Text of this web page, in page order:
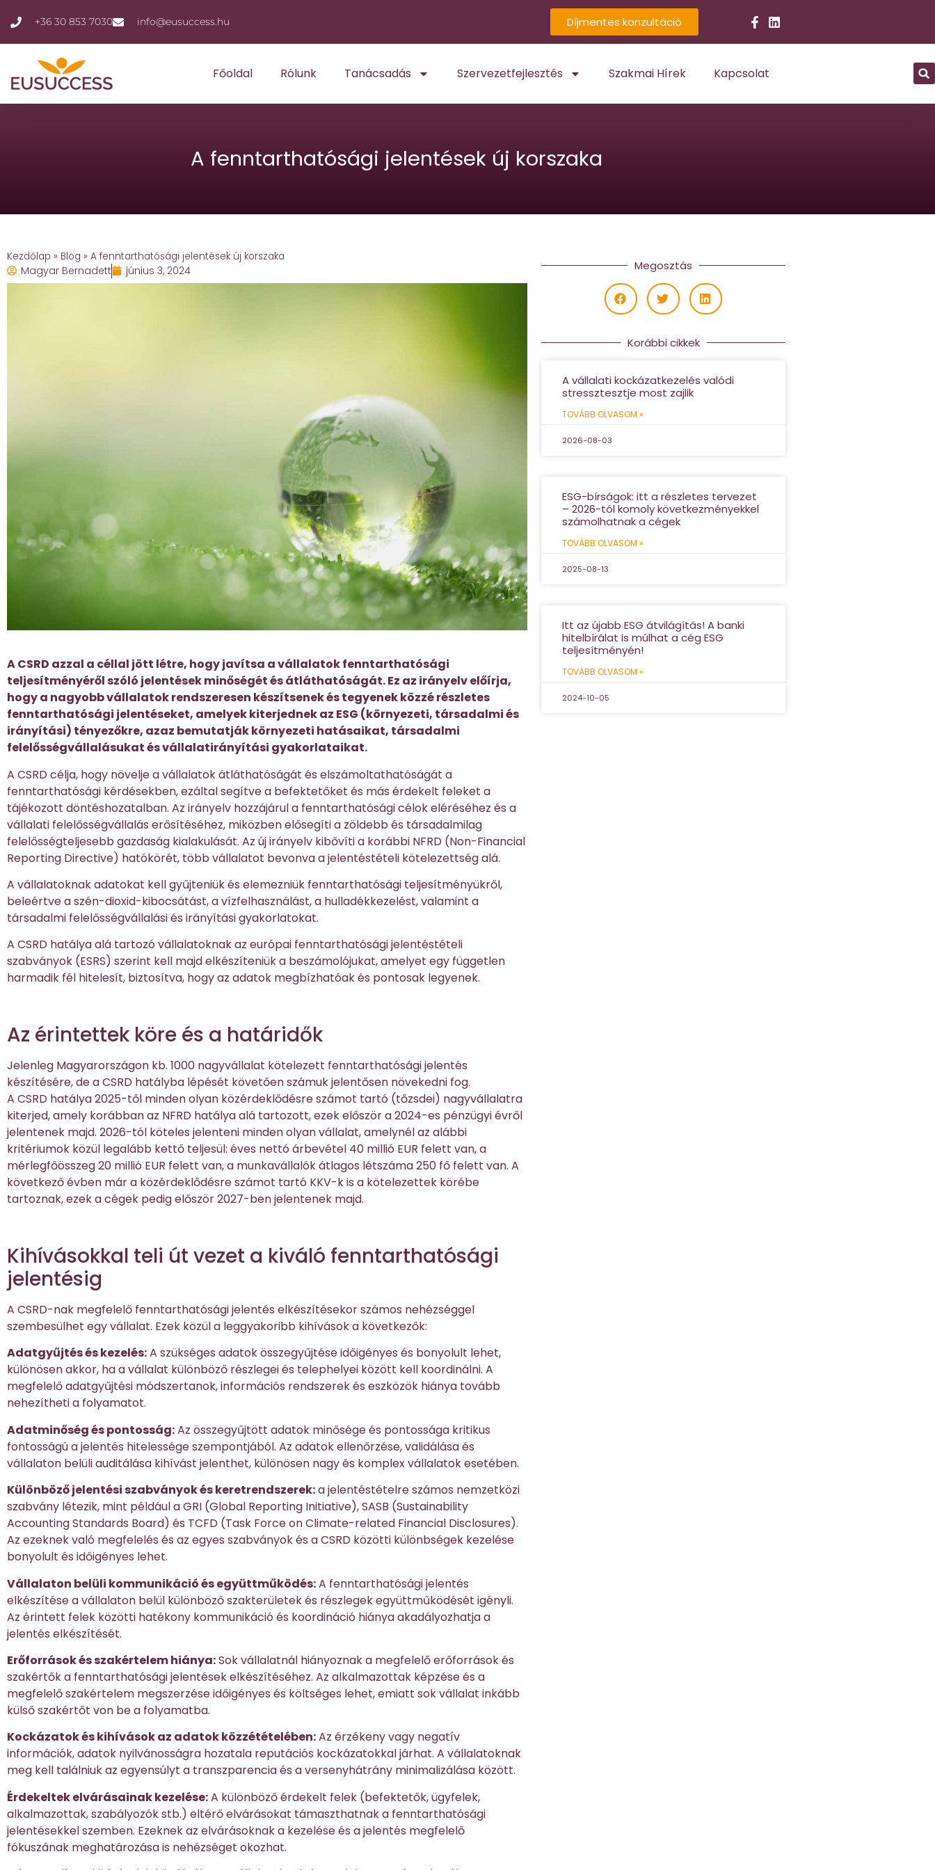
+36 30 853 7030 info@eusuccess.hu Díjmentes konzultáció
Főoldal Rólunk Tanácsadás Szervezetfejlesztés Szakmai Hírek Kapcsolat
A fenntarthatósági jelentések új korszaka
Kezdőlap » Blog » A fenntarthatósági jelentések új korszaka
Magyar Bernadett június 3, 2024
A CSRD azzal a céllal jött létre, hogy javítsa a vállalatok fenntarthatósági
teljesítményéről szóló jelentések minőségét és átláthatóságát. Ez az irányelv előírja,
hogy a nagyobb vállalatok rendszeresen készítsenek és tegyenek közzé részletes
fenntarthatósági jelentéseket, amelyek kiterjednek az ESG (környezeti, társadalmi és
irányítási) tényezőkre, azaz bemutatják környezeti hatásaikat, társadalmi
felelősségvállalásukat és vállalatirányítási gyakorlataikat.
A CSRD célja, hogy növelje a vállalatok átláthatóságát és elszámoltathatóságát a
fenntarthatósági kérdésekben, ezáltal segítve a befektetőket és más érdekelt feleket a
tájékozott döntéshozatalban​. Az irányelv hozzájárul a fenntarthatósági célok eléréséhez és a
vállalati felelősségvállalás erősítéséhez, miközben elősegíti a zöldebb és társadalmilag
felelősségteljesebb gazdaság kialakulását. Az új irányelv kibővíti a korábbi NFRD (Non-Financial
Reporting Directive) hatókörét, több vállalatot bevonva a jelentéstételi kötelezettség alá.
A vállalatoknak adatokat kell gyűjteniük és elemezniük fenntarthatósági teljesítményükről,
beleértve a szén-dioxid-kibocsátást, a vízfelhasználást, a hulladékkezelést, valamint a
társadalmi felelősségvállalási és irányítási gyakorlatokat.
A CSRD hatálya alá tartozó vállalatoknak az európai fenntarthatósági jelentéstételi
szabványok (ESRS) szerint kell majd elkészíteniük a beszámolójukat, amelyet egy független
harmadik fél hitelesít, biztosítva, hogy az adatok megbízhatóak és pontosak legyenek.
Az érintettek köre és a határidők
Jelenleg Magyarországon kb. 1000 nagyvállalat kötelezett fenntarthatósági jelentés
készítésére, de a CSRD hatályba lépését követően számuk jelentősen növekedni fog.
A CSRD hatálya 2025-től minden olyan közérdeklődésre számot tartó (tőzsdei) nagyvállalatra
kiterjed, amely korábban az NFRD hatálya alá tartozott, ezek először a 2024-es pénzügyi évről
jelentenek majd. 2026-tól köteles jelenteni minden olyan vállalat, amelynél az alábbi
kritériumok közül legalább kettő teljesül: éves nettó árbevétel 40 millió EUR felett van, a
mérlegfőösszeg 20 millió EUR felett van, a munkavállalók átlagos létszáma 250 fő felett van. A
következő évben már a közérdeklődésre számot tartó KKV-k is a kötelezettek körébe
tartoznak, ezek a cégek pedig először 2027-ben jelentenek majd.
Kihívásokkal teli út vezet a kiváló fenntarthatósági
jelentésig
A CSRD-nak megfelelő fenntarthatósági jelentés elkészítésekor számos nehézséggel
szembesülhet egy vállalat. Ezek közül a leggyakoribb kihívások a következők:
Adatgyűjtés és kezelés:A szükséges adatok összegyűjtése időigényes és bonyolult lehet,
különösen akkor, ha a vállalat különböző részlegei és telephelyei között kell koordinálni. A
megfelelő adatgyűjtési módszertanok, információs rendszerek és eszközök hiánya tovább
nehezítheti a folyamatot.
Adatminőség és pontosság:Az összegyűjtött adatok minősége és pontossága kritikus
fontosságú a jelentés hitelessége szempontjából. Az adatok ellenőrzése, validálása és
vállalaton belüli auditálása kihívást jelenthet, különösen nagy és komplex vállalatok esetében.
Különböző jelentési szabványok és keretrendszerek:a jelentéstételre számos nemzetközi
szabvány létezik, mint például a GRI (Global Reporting Initiative), SASB (Sustainability
Accounting Standards Board) és TCFD (Task Force on Climate-related Financial Disclosures).
Az ezeknek való megfelelés és az egyes szabványok és a CSRD közötti különbségek kezelése
bonyolult és időigényes lehet.
Vállalaton belüli kommunikáció és együttműködés:A fenntarthatósági jelentés
elkészítése a vállalaton belül különböző szakterületek és részlegek együttműködését igényli.
Az érintett felek közötti hatékony kommunikáció és koordináció hiánya akadályozhatja a
jelentés elkészítését.
Erőforrások és szakértelem hiánya:Sok vállalatnál hiányoznak a megfelelő erőforrások és
szakértők a fenntarthatósági jelentések elkészítéséhez. Az alkalmazottak képzése és a
megfelelő szakértelem megszerzése időigényes és költséges lehet, emiatt sok vállalat inkább
külső szakértőt von be a folyamatba.
Kockázatok és kihívások az adatok közzétételében:Az érzékeny vagy negatív
információk, adatok nyilvánosságra hozatala reputációs kockázatokkal járhat. A vállalatoknak
meg kell találniuk az egyensúlyt a transzparencia és a versenyhátrány minimalizálása között.
Érdekeltek elvárásainak kezelése:A különböző érdekelt felek (befektetők, ügyfelek,
alkalmazottak, szabályozók stb.) eltérő elvárásokat támaszthatnak a fenntarthatósági
jelentésekkel szemben. Ezeknek az elvárásoknak a kezelése és a jelentés megfelelő
fókuszának meghatározása is nehézséget okozhat.
Megosztás
Korábbi cikkek
A vállalati kockázatkezelés valódi
stressztesztje most zajlik
TOVÁBB OLVASOM »
2026-08-03
ESG-bírságok: itt a részletes tervezet
– 2026-tól komoly következményekkel
számolhatnak a cégek
TOVÁBB OLVASOM »
2025-08-13
Itt az újabb ESG átvilágítás! A banki
hitelbírálat is múlhat a cég ESG
teljesítményén!
TOVÁBB OLVASOM »
2024-10-05